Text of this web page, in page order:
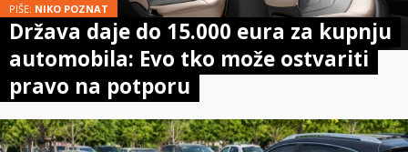
PIŠE: NIKO POZNAT
Država daje do 15.000 eura za kupnju
automobila: Evo tko može ostvariti
pravo na potporu